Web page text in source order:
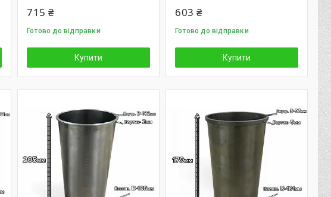
715 ₴
Готово до відправки
Купити
603 ₴
Готово до відправки
Купити